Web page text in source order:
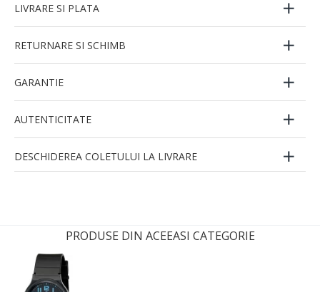
LIVRARE SI PLATA
RETURNARE SI SCHIMB
GARANTIE
AUTENTICITATE
DESCHIDEREA COLETULUI LA LIVRARE
PRODUSE DIN ACEEASI CATEGORIE